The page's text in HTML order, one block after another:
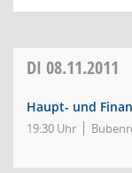
DI 08.11.2011
Haupt- und
19:30 Uhr